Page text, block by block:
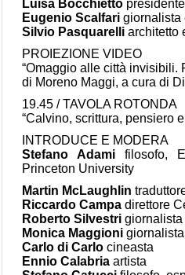
Luisa Bocchietto
Eugenio Scalfari giornalista
Silvio Pasquarelli architetto
PROIEZIONE VIDEO
“Omaggio alle città invisibili.
di Moreno Maggi, a cura di
19.45 / TAVOLA ROTONDA
“Calvino, scrittura, pensiero
INTRODUCE E MODERA
Stefano Adami filosofo,
Princeton University
Martin McLaughlin
Riccardo Campa direttore
Roberto Silvestri
Monica Maggioni
Carlo di Carlo cineasta
Ennio Calabria artista